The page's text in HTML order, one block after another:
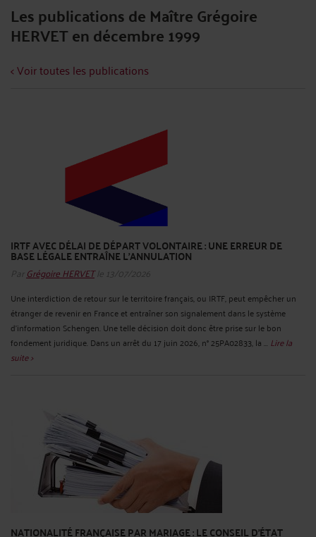
Les publications de Maître Grégoire
HERVET en décembre 1999
< Voir toutes les publications
IRTF AVEC DÉLAI DE DÉPART VOLONTAIRE : UNE ERREUR DE
BASE LÉGALE ENTRAÎNE L’ANNULATION
Par Grégoire HERVETle 13/07/2026
Une interdiction de retour sur le territoire français, ou IRTF, peut empêcher un
étranger de revenir en France et entraîner son signalement dans le système
d’information Schengen. Une telle décision doit donc être prise sur le bon
fondement juridique. Dans un arrêt du 17 juin 2026, n° 25PA02833, la ... Lire la
suite >
NATIONALITÉ FRANÇAISE PAR MARIAGE : LE CONSEIL D’ÉTAT